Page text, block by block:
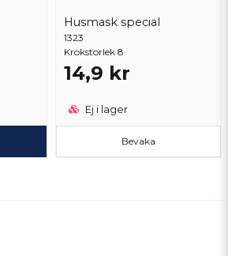
Husmask special
1323
Krokstorlek 8
14,9 kr
Ej i lager
Bevaka